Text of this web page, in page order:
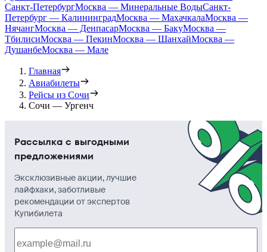
Санкт-ПетербургМосква — Минеральные ВодыСанкт-
Петербург — КалининградМосква — МахачкалаМосква —
НячангМосква — ДенпасарМосква — БакуМосква —
ТбилисиМосква — ПекинМосква — ШанхайМосква —
ДушанбеМосква — Мале
Главная
Авиабилеты
Рейсы из Сочи
Сочи — Ургенч
Рассылка с выгодными
предложениями
Эксклюзивные акции, лучшие
лайфхаки, заботливые
рекомендации от экспертов
Купибилета